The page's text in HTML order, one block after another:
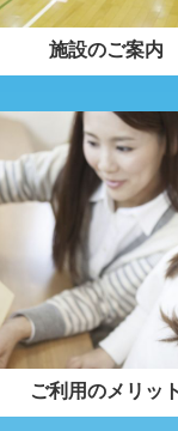
施設のご案内
ご利用のメリット